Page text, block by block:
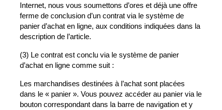
Internet, nous vous soumettons d’ores et déjà une offre
ferme de conclusion d’un contrat via le système de
panier d’achat en ligne, aux conditions indiquées dans la
description de l’article.
(3) Le contrat est conclu via le système de panier
d’achat en ligne comme suit :
Les marchandises destinées à l’achat sont placées
dans le « panier ». Vous pouvez accéder au panier via le
bouton correspondant dans la barre de navigation et y